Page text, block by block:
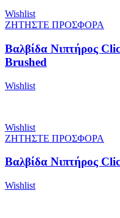
Wishlist
ΖΗΤΗΣΤΕ ΠΡΟΣΦΟΡΑ
Βαλβίδα Νιπτήρος
Brushed
Wishlist
Wishlist
ΖΗΤΗΣΤΕ ΠΡΟΣΦΟΡΑ
Βαλβίδα Νιπτήρος
Wishlist